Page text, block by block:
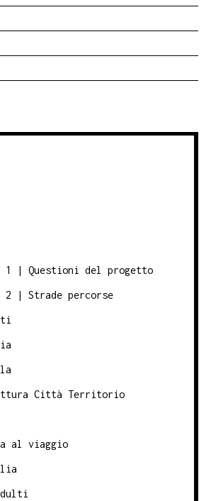
1 | Questioni del progetto
| Strade percorse
Città Territorio
al viaggio